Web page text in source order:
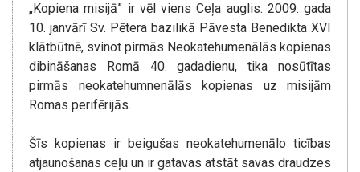
„Kopiena misijā” ir vēl viens Ceļa auglis. 2009. gada
10. janvārī Sv. Pētera bazilikā Pāvesta Benedikta XVI
klātbūtnē, svinot pirmās Neokatehumenālās kopienas
dibināšanas Romā 40. gadadienu, tika nosūtītas
pirmās neokatehumnenālās kopienas uz misijām
Romas perifērijās.
Šīs kopienas ir beigušas neokatehumenālo ticības
atjaunošanas ceļu un ir gatavas atstāt savas draudzes